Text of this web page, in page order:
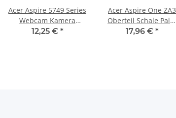
Acer Aspire 5749 Series
Webcam Kamera
Modul 09P2SF119
12,25 € *
Acer Aspire One ZA3
Oberteil Schale Palm
Rest Gehäuse
17,96 € *